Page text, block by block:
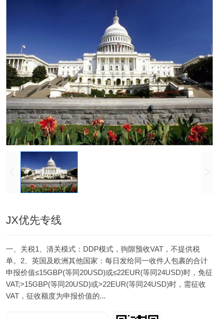
JX优先专线
一、关税1、清关模式：DDP模式，驹隙预收VAT，不提供税
单。2、英国及欧洲其他国家：每日发给同一收件人包裹的合计
申报价值≤15GBP(等同20USD)或≤22EUR(等同24USD)时，免征
VAT;>15GBP(等同20USD)或>22EUR(等同24USD)时，需征收
VAT，征收额度为申报价值的...